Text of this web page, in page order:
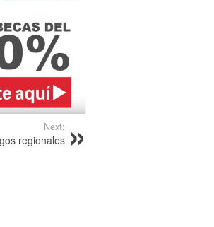
Next:
regionales